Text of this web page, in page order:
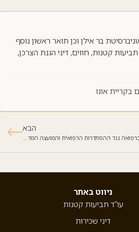
בר אילן וכן תואר ראשון נוסף
קטנות, חוזים, דיני הגנת הצרכן,
אונו
הבא
עתירות מתמחים ברפואה נגד ההסתדרות הרפואית והמועצה המדעית
ניווט באתר
עו”ד תביעות קטנות
דיני שכירות